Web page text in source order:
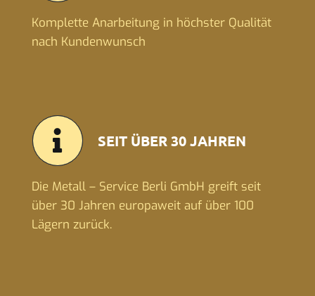
Komplette Anarbeitung in höchster Qualität
nach Kundenwunsch
SEIT ÜBER 30 JAHREN
Die Metall – Service Berli GmbH greift seit
über 30 Jahren europaweit auf über 100
Lägern zurück.